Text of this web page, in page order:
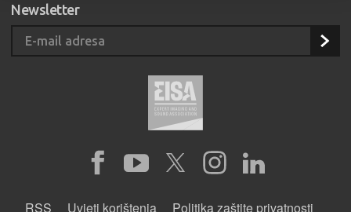
Newsletter
RSS Uvjeti korištenja Politika zaštite privatnosti